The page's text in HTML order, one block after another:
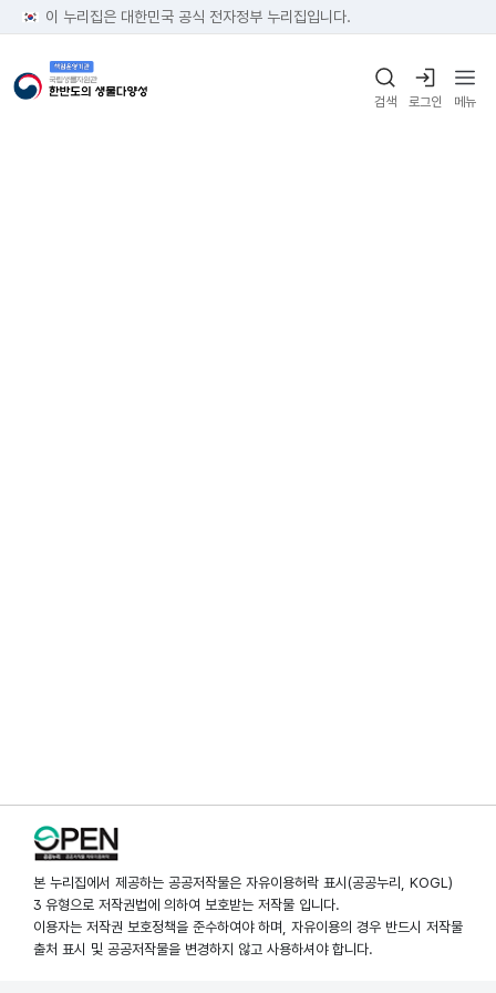
이 누리집은 대한민국 공식 전자정부 누리집입니다.
검색 로그인 메뉴
본 누리집에서 제공하는 공공저작물은 자유이용허락 표시(공공누리, KOGL)
3 유형으로 저작권법에 의하여 보호받는 저작물 입니다.
이용자는 저작권 보호정책을 준수하여야 하며, 자유이용의 경우 반드시 저작물
출처 표시 및 공공저작물을 변경하지 않고 사용하셔야 합니다.